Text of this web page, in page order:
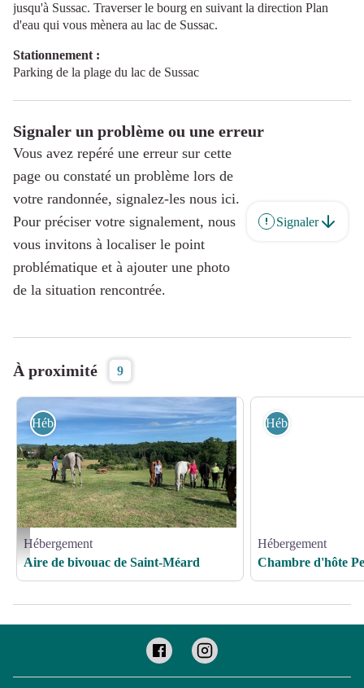
jusqu'à Sussac. Traverser le bourg en suivant la direction Plan
d'eau qui vous mènera au lac de Sussac.
Stationnement :
Parking de la plage du lac de Sussac
Signaler un problème ou une erreur
Vous avez repéré une erreur sur cette
page ou constaté un problème lors de
votre randonnée, signalez-les nous ici.
Pour préciser votre signalement, nous
vous invitons à localiser le point
problématique et à ajouter une photo
de la situation rencontrée.
Signaler
À proximité 9
Aire de bivouac de Saint-Méard_1 - Mairie de St Méard
Hébergement
Hébergement
Aire de bivouac de Saint-Méard
Hébergement
Hébergement
Chambre d'hôte